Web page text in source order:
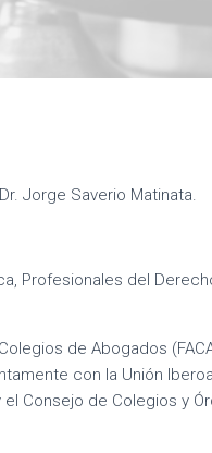
Jorge Saverio Matinata.
Profesionales del
de Abogados
con la Unión
Consejo de Colegios y